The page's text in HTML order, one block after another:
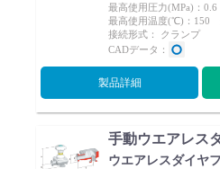
最高使用圧力(MPa)：0.6
最高使用温度(℃)：150
接続形式： クランプ
CADデータ：
製品詳細
手動ウエアレス
ウエアレスダイヤ